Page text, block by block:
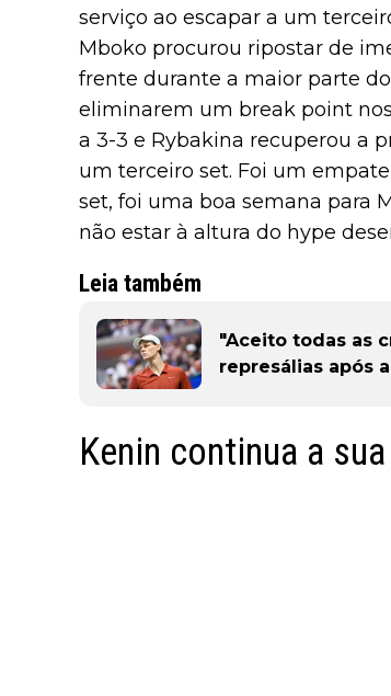
serviço ao escapar a um
Mboko procurou ripostar de
frente durante a maior parte
eliminarem um break point
a 3-3 e Rybakina recuperou a
um terceiro set. Foi um
set, foi uma boa semana para
não estar à altura do hype
Leia também
"Aceito todas as
represálias após
Kenin continua a